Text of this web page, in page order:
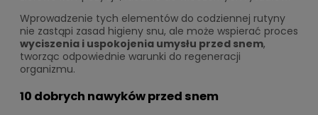
Wprowadzenie tych elementów do codziennej rutyny
nie zastąpi zasad higieny snu, ale może wspierać proces
wyciszenia i uspokojenia umysłu przed snem,
tworząc odpowiednie warunki do regeneracji
organizmu.
10 dobrych nawyków przed snem